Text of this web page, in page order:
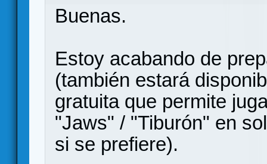
Buenas.
Estoy acabando de
(también estará
gratuita que permite
"Jaws" / "Tiburón" en
si se prefiere).